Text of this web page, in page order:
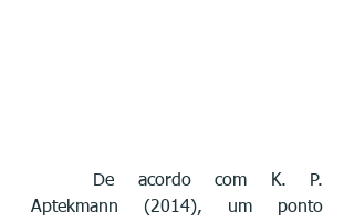
Aptekmann (2014), um ponto